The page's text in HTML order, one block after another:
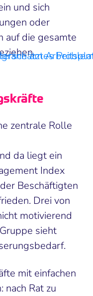
und sich
oder
auf die gesamte
zentrale Rolle
da liegt ein
Index
Beschäftigten
Drei von
motivierend
sieht
mit einfachen
nach Rat zu
am